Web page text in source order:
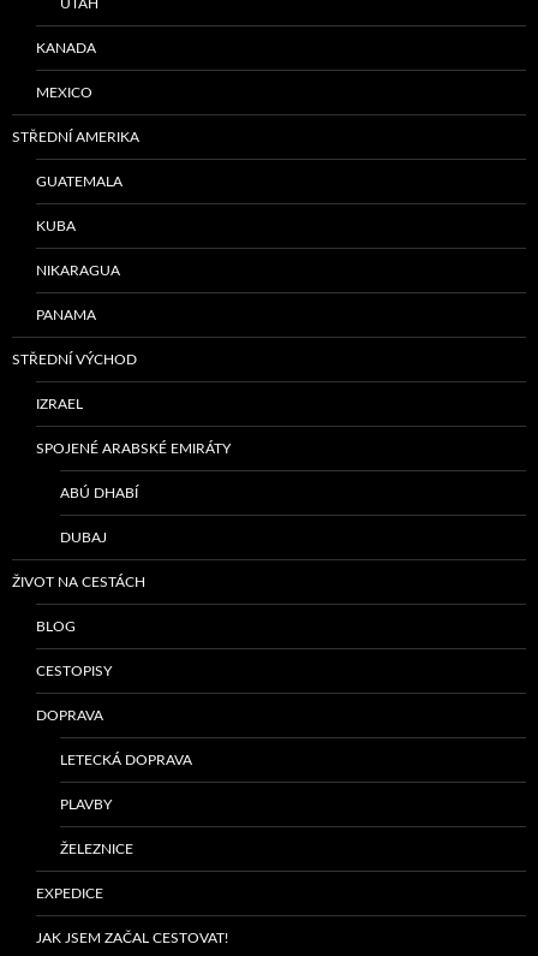
UTAH
KANADA
MEXICO
STŘEDNÍ AMERIKA
GUATEMALA
KUBA
NIKARAGUA
PANAMA
STŘEDNÍ VÝCHOD
IZRAEL
SPOJENÉ ARABSKÉ EMIRÁTY
ABÚ DHABÍ
DUBAJ
ŽIVOT NA CESTÁCH
BLOG
CESTOPISY
DOPRAVA
LETECKÁ DOPRAVA
PLAVBY
ŽELEZNICE
EXPEDICE
JAK JSEM ZAČAL CESTOVAT!